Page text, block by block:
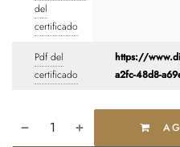
del
certificado
Pdf del
certificado
https://
a2fc-48d8-